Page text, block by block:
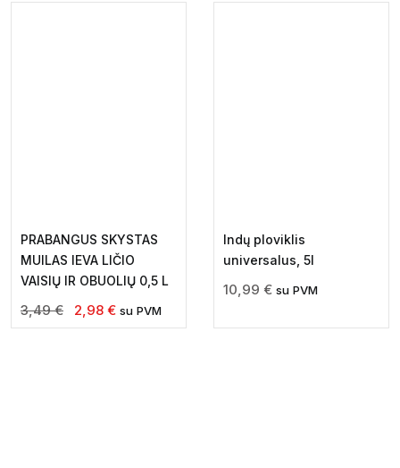
PRABANGUS SKYSTAS
MUILAS IEVA LIČIO
VAISIŲ IR OBUOLIŲ 0,5 L
3,49€
Original
price
2,98 €Current
price
su PVM
Indų ploviklis
universalus, 5l
10,99 € su PVM